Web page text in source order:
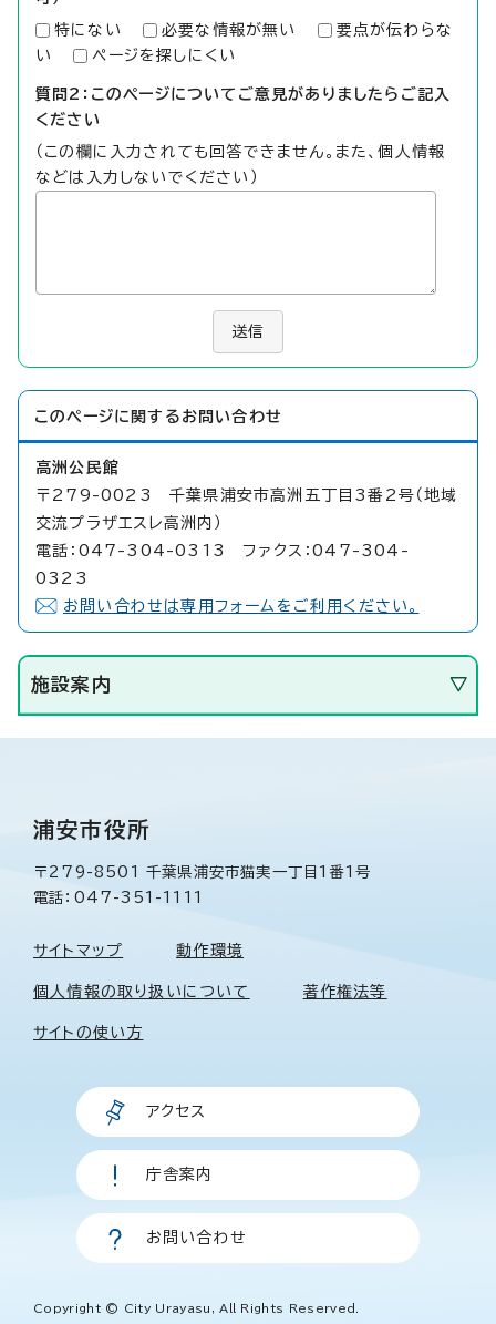
特にない 必要な情報が無い
要点が伝わらな
い
ページを探しにくい
質問2：このページについてご意見がありましたらご記入
ください
（この欄に入力されても回答できません。また、個人情報
などは入力しないでください）
送信
このページに関する お問い合わせ
高洲公民館
〒279-0023 千葉県浦安市高洲五丁目3番2号（地域
交流プラザエスレ高洲内）
電話：047-304-0313 ファクス：047-304-
0323
お問い合わせは専用フォームをご利用ください。
施設案内
浦安市役所
〒279-8501 千葉県浦安市猫実一丁目1番1号
電話：047-351-1111
サイトマップ 動作環境
個人情報の取り扱いについて 著作権法等
サイトの使い方
アクセス
庁舎案内
お問い合わせ
Copyright © City Urayasu, All Rights Reserved.